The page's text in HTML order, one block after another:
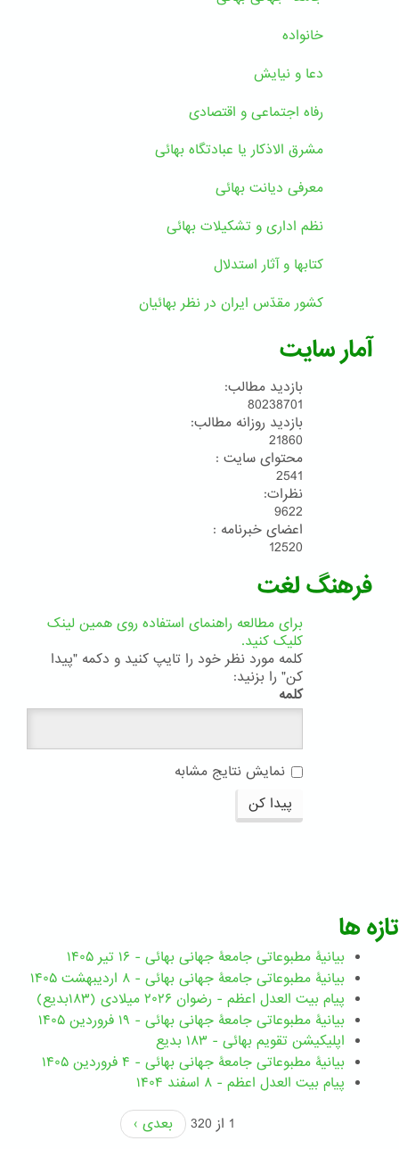
خانواده
دعا و نیایش
رفاه اجتماعی و اقتصادی
مشرق الاذکار یا عبادتگاه بهائی
معرفی دیانت بهائی
نظم اداری و تشکیلات بهائی
کتابها و آثار استدلال
کشور مقدّس ایران در نظر بهائیان
آمار سایت
بازدید مطالب:
80238701
بازدید روزانه مطالب:
21860
محتوای سایت :
2541
نظرات:
9622
اعضای خبرنامه :
12520
فرهنگ لغت
برای مطالعه راهنمای استفاده روی همین لینک
کلیک کنید.
کلمه مورد نظر خود را تایپ کنید و دکمه "پیدا
کن" را بزنید:
کلمه
نمایش نتایج مشابه
پیدا کن
تازه ها
بیانیۀ مطبوعاتی جامعۀ جهانی بهائی - ۱۶ تیر ۱۴۰۵
بیانیۀ مطبوعاتی جامعۀ جهانی بهائی - ۸ اردیبهشت ۱۴۰۵
پیام بیت العدل اعظم - رضوان ۲۰۲۶ میلادی (۱۸۳بدیع)
بیانیۀ مطبوعاتی جامعۀ جهانی بهائی - ۱۹ فروردین ۱۴۰۵
اپلیکیشن تقویم بهائی - ۱۸۳ بدیع
بیانیۀ مطبوعاتی جامعۀ جهانی بهائی - ۴ فروردین ۱۴۰۵
پیام بیت العدل اعظم - ۸ اسفند ۱۴۰۴
1 از 320
بعدی ›